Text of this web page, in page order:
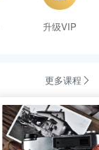
升级VIP
更多课程